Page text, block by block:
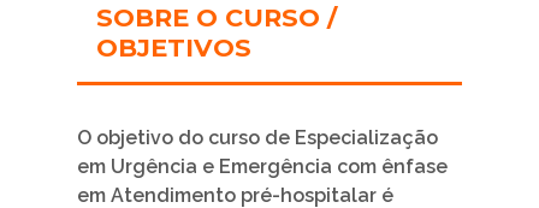
SOBRE O CURSO /
OBJETIVOS
O objetivo do curso de Especialização
em Urgência e Emergência com ênfase
em Atendimento pré-hospitalar é